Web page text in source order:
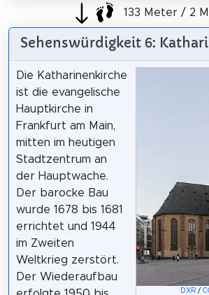
133 Meter / 2
Sehenswürdigkeit 6:
DXR /
Die Katharinenkirche
ist die evangelische
Hauptkirche in
Frankfurt am Main,
mitten im heutigen
Stadtzentrum an
der Hauptwache.
Der barocke Bau
wurde 1678 bis 1681
errichtet und 1944
im Zweiten
Weltkrieg zerstört.
Der Wiederaufbau